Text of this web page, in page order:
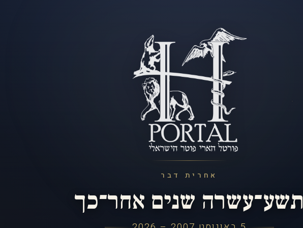
אחרית דבר
שנים אחר־כך